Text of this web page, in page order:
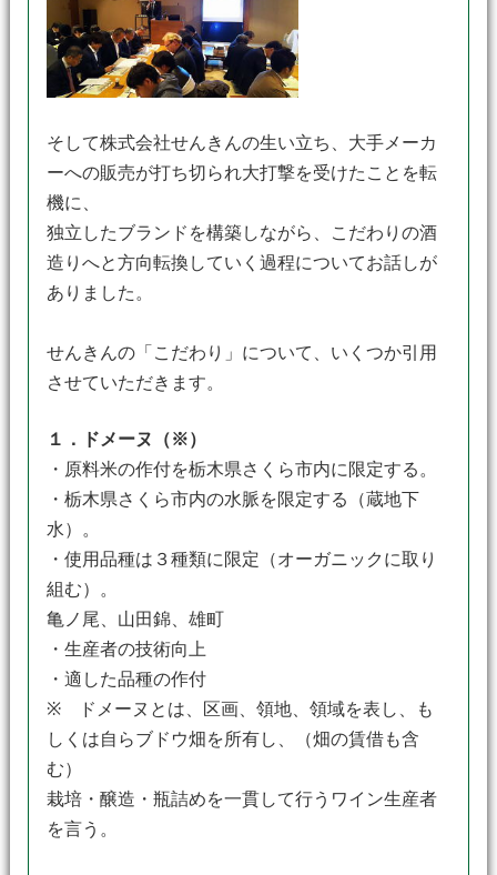
そして株式会社せんきんの生い立ち、大手メーカ
ーへの販売が打ち切られ大打撃を受けたことを転
機に、
独立したブランドを構築しながら、こだわりの酒
造りへと方向転換していく過程についてお話しが
ありました。
せんきんの「こだわり」について、いくつか引用
させていただきます。
１．ドメーヌ（※）
・原料米の作付を栃木県さくら市内に限定する。
・栃木県さくら市内の水脈を限定する（蔵地下
水）。
・使用品種は３種類に限定（オーガニックに取り
組む）。
亀ノ尾、山田錦、雄町
・生産者の技術向上
・適した品種の作付
※ ドメーヌとは、区画、領地、領域を表し、も
しくは自らブドウ畑を所有し、（畑の賃借も含
む）
栽培・醸造・瓶詰めを一貫して行うワイン生産者
を言う。